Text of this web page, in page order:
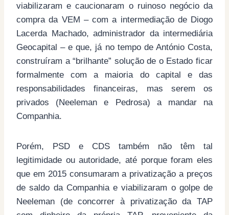
viabilizaram e caucionaram o ruinoso negócio da
compra da VEM – com a intermediação de Diogo
Lacerda Machado, administrador da intermediária
Geocapital – e que, já no tempo de António Costa,
construíram a “brilhante” solução de o Estado ficar
formalmente com a maioria do capital e das
responsabilidades financeiras, mas serem os
privados (Neeleman e Pedrosa) a mandar na
Companhia.
Porém, PSD e CDS também não têm tal
legitimidade ou autoridade, até porque foram eles
que em 2015 consumaram a privatização a preços
de saldo da Companhia e viabilizaram o golpe de
Neeleman (de concorrer à privatização da TAP